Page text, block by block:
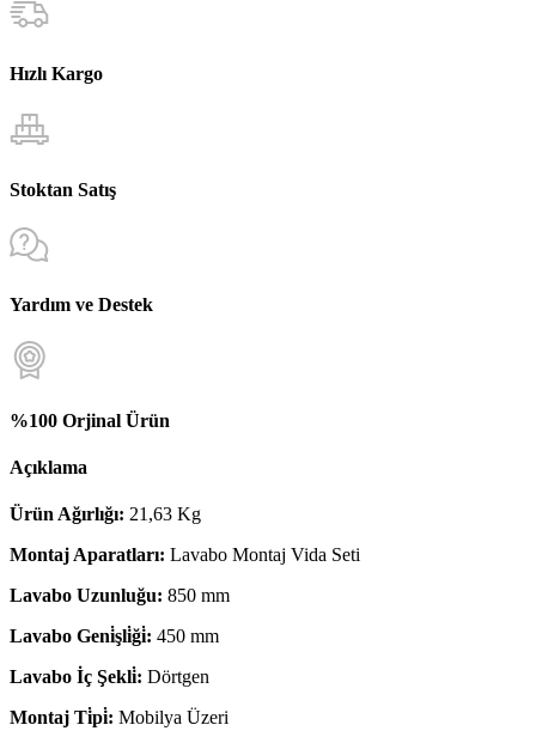
Hızlı Kargo
Stoktan Satış
Yardım ve Destek
%100 Orjinal Ürün
Açıklama
Ürün Ağırlığı: 21,63 Kg
Montaj Aparatları: Lavabo Montaj Vida Seti
Lavabo Uzunluğu: 850 mm
Lavabo Geni̇şli̇ği̇: 450 mm
Lavabo İç Şekli̇: Dörtgen
Montaj Ti̇pi̇: Mobilya Üzeri